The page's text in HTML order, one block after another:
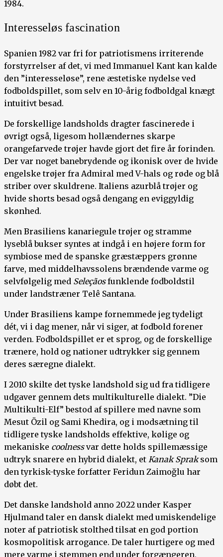
1984.
Interesseløs fascination
Spanien 1982 var fri for patriotismens irriterende
forstyrrelser af det, vi med Immanuel Kant kan kalde
den ”interesseløse”, rene æstetiske nydelse ved
fodboldspillet, som selv en 10-årig fodboldgal knægt
intuitivt besad.
De forskellige landsholds dragter fascinerede i
øvrigt også, ligesom hollændernes skarpe
orangefarvede trøjer havde gjort det fire år forinden.
Der var noget banebrydende og ikonisk over de hvide
engelske trøjer fra Admiral med V-hals og røde og blå
striber over skuldrene. Italiens azurblå trøjer og
hvide shorts besad også dengang en eviggyldig
skønhed.
Men Brasiliens kanariegule trøjer og stramme
lyseblå bukser syntes at indgå i en højere form for
symbiose med de spanske græstæppers grønne
farve, med middelhavssolens brændende varme og
selvfølgelig med Seleçãosfunklende fodboldstil
under landstræner Telê Santana.
Under Brasiliens kampe fornemmede jeg tydeligt
dét, vi i dag mener, når vi siger, at fodbold forener
verden. Fodboldspillet er et sprog, og de forskellige
trænere, hold og nationer udtrykker sig gennem
deres særegne dialekt.
I 2010 skilte det tyske landshold sig ud fra tidligere
udgaver gennem dets multikulturelle dialekt. ”Die
Multikulti-Elf” bestod af spillere med navne som
Mesut Özil og Sami Khedira, og i modsætning til
tidligere tyske landsholds effektive, kølige og
mekaniske coolnessvar dette holds spillemæssige
udtryk snarere en hybrid dialekt, et Kanak Spraksom
den tyrkisk-tyske forfatter Feridun Zaimoğlu har
døbt det.
Det danske landshold anno 2022 under Kasper
Hjulmand taler en dansk dialekt med umiskendelige
noter af patriotisk stolthed tilsat en god portion
kosmopolitisk arrogance. De taler hurtigere og med
mere varme i stemmen end under forgængeren,